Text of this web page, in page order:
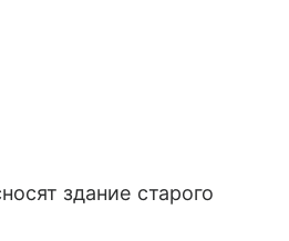
здание старого